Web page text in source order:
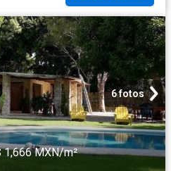
6 fotos
1,666 MXN/m²